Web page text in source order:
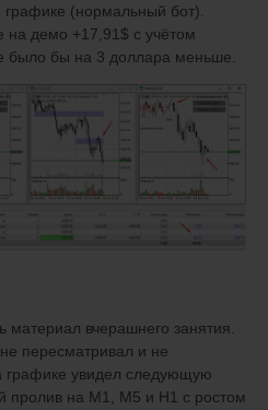
(нормальный бот).
на демо +17,91$ с учётом
было бы на 3 доллара меньше.
материал вчерашнего занятия.
пересматривал и не
графике увидел следующую
пролив на M1, M5 и H1 с ростом